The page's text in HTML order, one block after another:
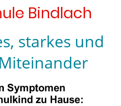
Bindlach
starkes und